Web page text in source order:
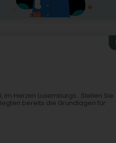
1
Herzen Luxemburgs...Stellen Sie
bereits die Grundlagen für